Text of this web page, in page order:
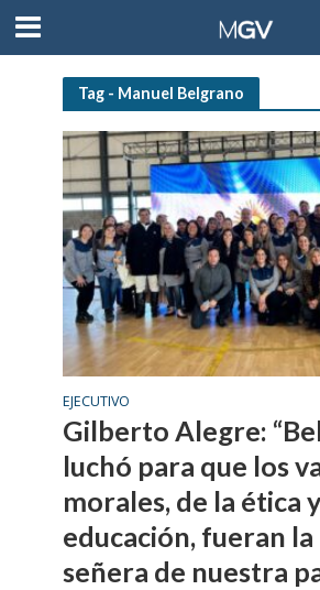
Tag - Manuel Belgrano
EJECUTIVO
Gilberto Alegre:
luchó para que los
morales, de la ética
educación, fueran
señera de nuestra